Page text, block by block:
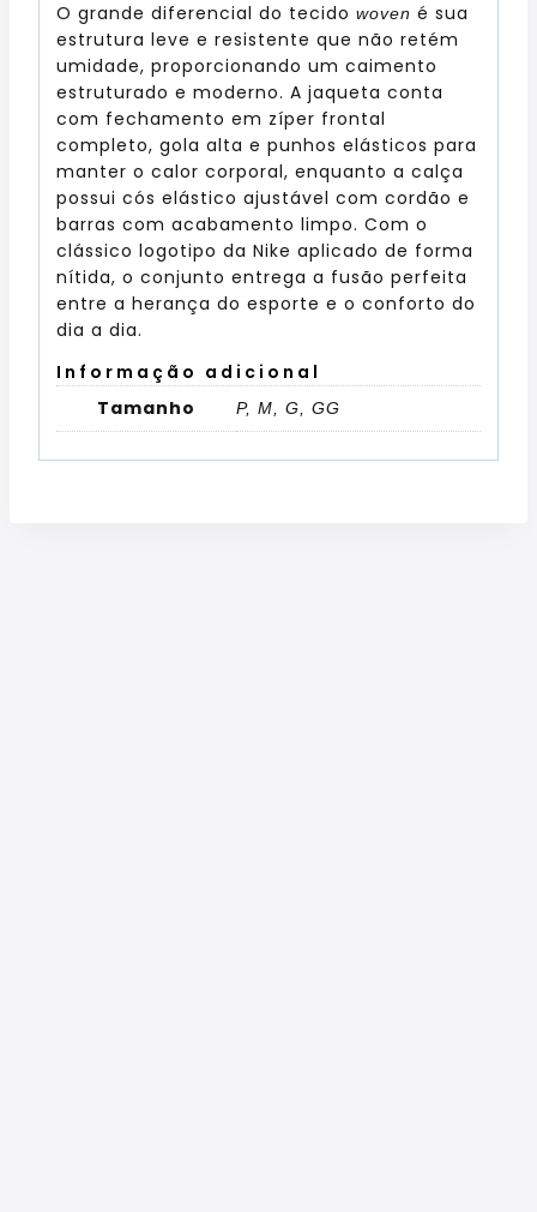
O grande diferencial do tecido woven é sua
estrutura leve e resistente que não retém
umidade, proporcionando um caimento
estruturado e moderno. A jaqueta conta
com fechamento em zíper frontal
completo, gola alta e punhos elásticos para
manter o calor corporal, enquanto a calça
possui cós elástico ajustável com cordão e
barras com acabamento limpo. Com o
clássico logotipo da Nike aplicado de forma
nítida, o conjunto entrega a fusão perfeita
entre a herança do esporte e o conforto do
dia a dia.
Informação adicional
Tamanho
P, M, G, GG